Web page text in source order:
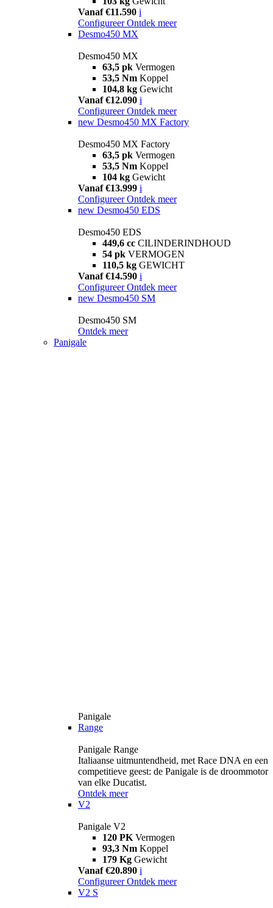
Vanaf €11.590 i
Configureer Ontdek meer
Desmo450 MX
Desmo450 MX
63,5 pk Vermogen
53,5 Nm Koppel
104,8 kg Gewicht
Vanaf €12.090 i
Configureer Ontdek meer
new Desmo450 MX Factory
Desmo450 MX Factory
63,5 pk Vermogen
53,5 Nm Koppel
104 kg Gewicht
Vanaf €13.999 i
Configureer Ontdek meer
new Desmo450 EDS
Desmo450 EDS
449,6 cc CILINDERINDHOUD
54 pk VERMOGEN
110,5 kg GEWICHT
Vanaf €14.590 i
Configureer Ontdek meer
new Desmo450 SM
Desmo450 SM
Ontdek meer
Panigale
Panigale
Range
Panigale Range
Italiaanse uitmuntendheid, met Race DNA en een
competitieve geest: de Panigale is de droommotor
van elke Ducatist.
Ontdek meer
V2
Panigale V2
120 PK Vermogen
93,3 Nm Koppel
179 Kg Gewicht
Vanaf €20.890 i
Configureer Ontdek meer
V2 S